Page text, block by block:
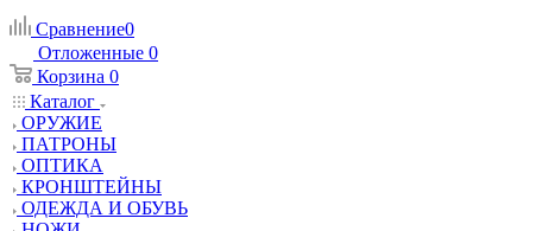
Сравнение0
Отложенные 0
Корзина 0
Каталог
ОРУЖИЕ
ПАТРОНЫ
ОПТИКА
КРОНШТЕЙНЫ
ОДЕЖДА И ОБУВЬ